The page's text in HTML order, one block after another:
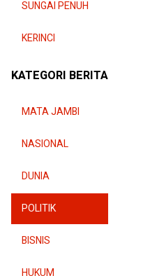
SUNGAI PENUH
KERINCI
KATEGORI BERITA
MATA JAMBI
NASIONAL
DUNIA
POLITIK
BISNIS
HUKUM